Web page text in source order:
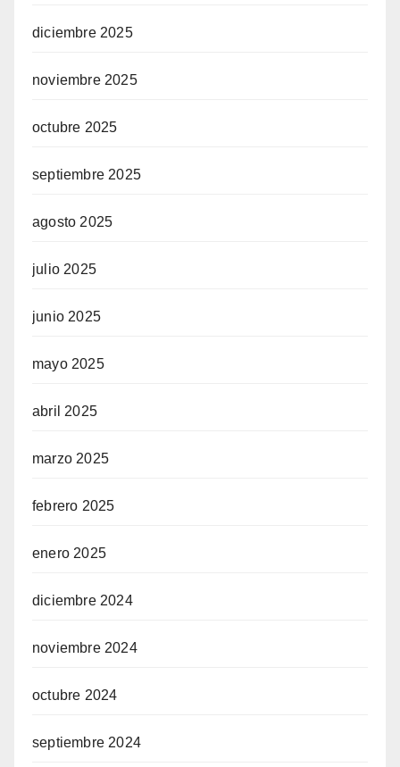
diciembre 2025
noviembre 2025
octubre 2025
septiembre 2025
agosto 2025
julio 2025
junio 2025
mayo 2025
abril 2025
marzo 2025
febrero 2025
enero 2025
diciembre 2024
noviembre 2024
octubre 2024
septiembre 2024